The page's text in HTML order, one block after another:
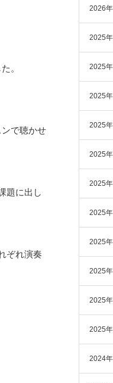
。
で聴かせ
題に出し
ぞれ演奏
2026
2025
2025
2025
2025
2025
2025
2025
2025
2025
2025
2025
2024